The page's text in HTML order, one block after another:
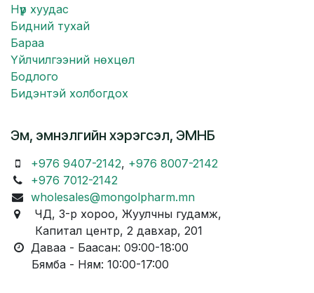
Нүүр хуудас
Бидний тухай
Бараа
Үйлчилгээний нөхцөл
Бодлого
Бидэнтэй холбогдох
Эм, эмнэлгийн хэрэгсэл, ЭМНБ
+976 9407-2142, +976 8007-2142
+976 7012-2142
wholesales@mongolpharm.mn
ЧД, 3-р хороо, Жуулчны гудамж,
Капитал центр, 2 давхар, 201
Даваа - Баасан: 09:00-18:00
Бямба - Ням: 10:00-17:00